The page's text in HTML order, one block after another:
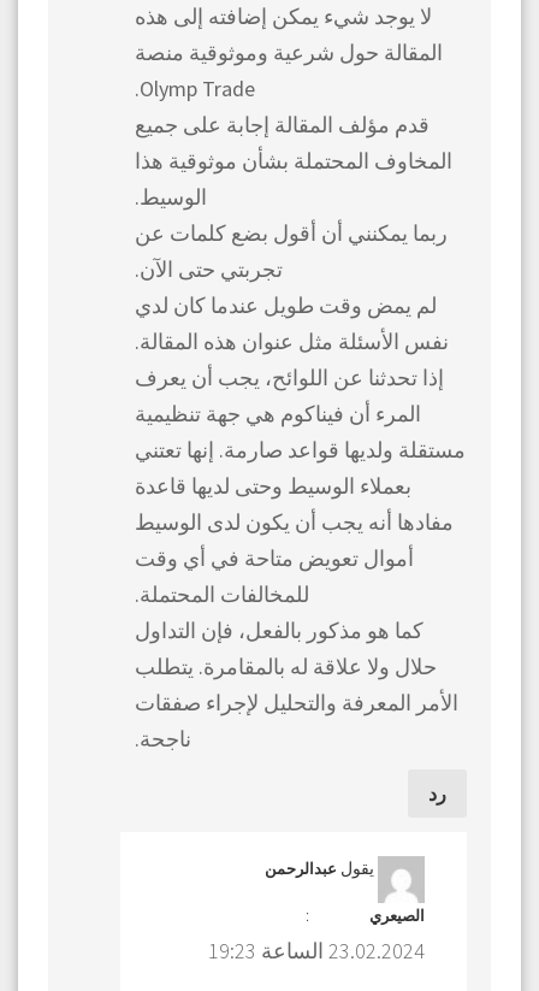
لا يوجد شيء يمكن إضافته إلى هذه
المقالة حول شرعية وموثوقية منصة
Olymp Trade.
قدم مؤلف المقالة إجابة على جميع
المخاوف المحتملة بشأن موثوقية هذا
الوسيط.
ربما يمكنني أن أقول بضع كلمات عن
تجربتي حتى الآن.
لم يمض وقت طويل عندما كان لدي
نفس الأسئلة مثل عنوان هذه المقالة.
إذا تحدثنا عن اللوائح، يجب أن يعرف
المرء أن فيناكوم هي جهة تنظيمية
مستقلة ولديها قواعد صارمة. إنها تعتني
بعملاء الوسيط وحتى لديها قاعدة
مفادها أنه يجب أن يكون لدى الوسيط
أموال تعويض متاحة في أي وقت
للمخالفات المحتملة.
كما هو مذكور بالفعل، فإن التداول
حلال ولا علاقة له بالمقامرة. يتطلب
الأمر المعرفة والتحليل لإجراء صفقات
ناجحة.
رد
يقول عبدالرحمن
الصيعري :
23.02.2024 الساعة 19:23